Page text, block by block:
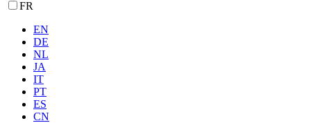
FR
EN
DE
NL
JA
IT
PT
ES
CN